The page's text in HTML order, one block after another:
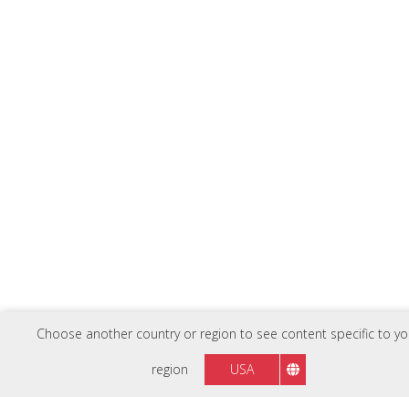
Choose another country or region to see content specific to
region USA